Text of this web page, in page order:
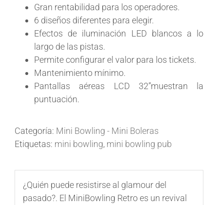
Gran rentabilidad para los operadores.
6 diseños diferentes para elegir.
Efectos de iluminación LED blancos a lo
largo de las pistas.
Permite configurar el valor para los tickets.
Mantenimiento mínimo.
Pantallas aéreas LCD 32”muestran la
puntuación.
Categoría: Mini Bowling - Mini Boleras
Etiquetas: mini bowling, mini bowling pub
¿Quién puede resistirse al glamour del
pasado?. El MiniBowling Retroes un revival